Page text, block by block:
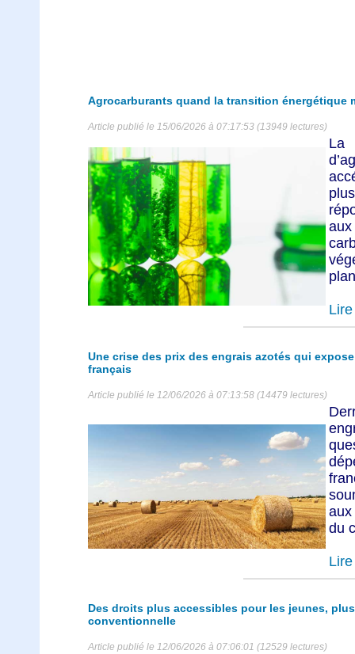
Agrocarburants quand la transition énergétique
Article publié le 15/06/2026 à 07:17:53 (13949 lectures)
Une crise des prix des engrais azotés qui
français
Article publié le 12/06/2026 à 07:13:58 (14479 lectures)
du
Des droits plus accessibles pour les jeunes,
conventionnelle
Article publié le 12/06/2026 à 07:06:01 (12529 lectures)